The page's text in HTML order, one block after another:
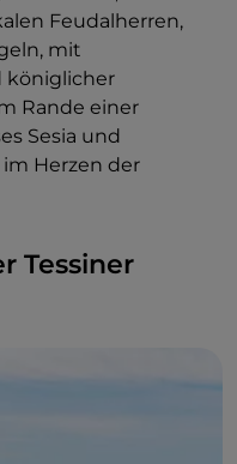
Feudalherren,
mit
königlicher
Rande einer
Sesia und
im Herzen der
Tessiner